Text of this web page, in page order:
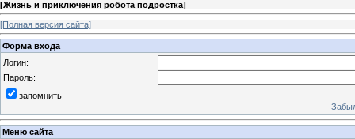
[Жизнь и приключения робота подростка]
[Полная версия сайта]
Форма входа
Логин:
Пароль:
запомнить
Меню сайта